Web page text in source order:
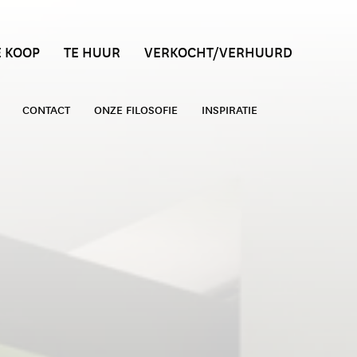
KOOP TE HUUR VERKOCHT/VERHUURD
CONTACT ONZE FILOSOFIE INSPIRATIE